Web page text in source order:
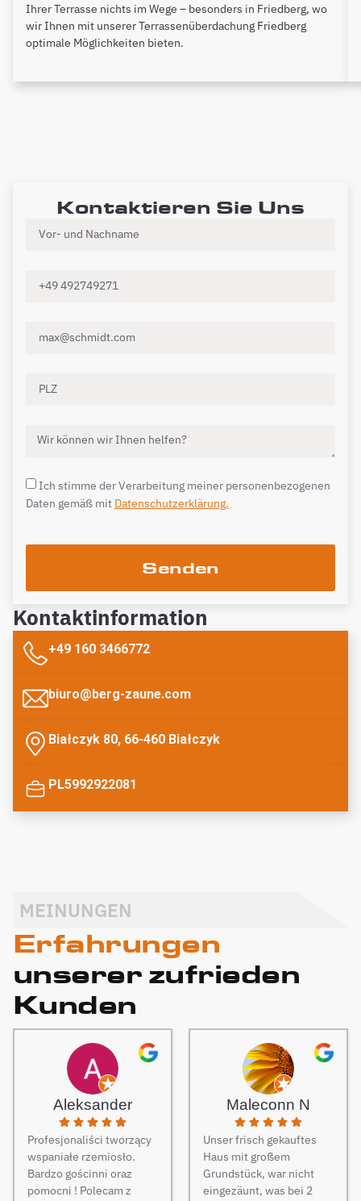
Ihrer Terrasse nichts im Wege – besonders in Friedberg, wo
wir Ihnen mit unserer Terrassenüberdachung Friedberg
optimale Möglichkeiten bieten.
Kontaktieren Sie Uns
Ich stimme der Verarbeitung meiner personenbezogenen
Daten gemäß mit Datenschutzerklärung.
Senden
Kontaktinformation
+49 160 3466772
biuro@berg-zaune.com
Białczyk 80, 66-460 Białczyk
PL5992922081
Erfahrungen
unserer zufrieden
Kunden
MEINUNGEN
Aleksander
Profesjonaliści tworzący
wspaniałe rzemiosło.
Bardzo gościnni oraz
pomocni ! Polecam z
Maleconn N
Unser frisch gekauftes
Haus mit großem
Grundstück, war nicht
eingezäunt, was bei 2